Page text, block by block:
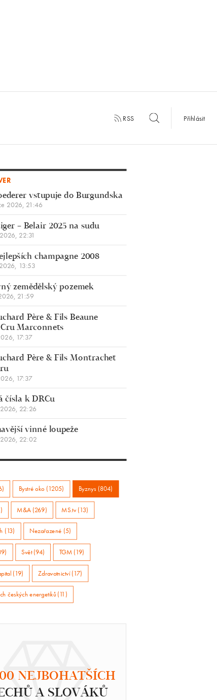
RSS Přihlásit
vstupuje do Burgundska
2026, 21:46
– Belair 2025 na sudu
22:31
champagne 2008
13:53
zemědělský pozemek
21:59
Père & Fils Beaune
Marconnets
17:37
Père & Fils Montrachet
17:37
čísla k DRCu
22:26
vinné loupeže
22:02
Bystré oko (1205) Byznys (804)
M&A (269) MS.tv (13)
(13) Nezařazené (5)
Svět (94) TGM (19)
(19) Zdravotnictví (17)
českých energetiků (11)
NEJBOHATŠÍCH
A SLOVÁKŮ